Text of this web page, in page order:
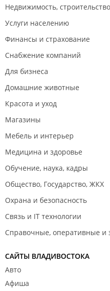
Недвижимость,
Услуги населению
Финансы и страхование
Снабжение компаний
Для бизнеса
Домашние животные
Красота и уход
Магазины
Мебель и интерьер
Медицина и здоровье
Обучение, наука, кадры
Общество, Государство, ЖКХ
Охрана и безопасность
Связь и IT технологии
Справочные, оперативные и
САЙТЫ ВЛАДИВОСТОКА
Авто
Афиша